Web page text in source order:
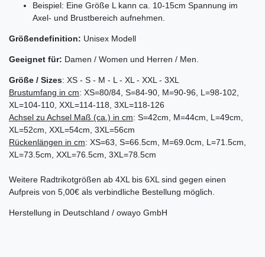
Beispiel: Eine Größe L kann ca. 10-15cm Spannung im
Axel- und Brustbereich aufnehmen.
Größendefinition: Unisex Modell
Geeignet für: Damen / Women und Herren / Men.
Größe / Sizes: XS - S - M - L - XL - XXL - 3XL
Brustumfang in cm: XS=80/84, S=84-90, M=90-96, L=98-102,
XL=104-110, XXL=114-118, 3XL=118-126
Achsel zu Achsel Maß (ca.) in cm: S=42cm, M=44cm, L=49cm,
XL=52cm, XXL=54cm, 3XL=56cm
Rückenlängen in cm: XS=63, S=66.5cm, M=69.0cm, L=71.5cm,
XL=73.5cm, XXL=76.5cm, 3XL=78.5cm
Weitere Radtrikotgrößen ab 4XL bis 6XL sind gegen einen
Aufpreis von 5,00€ als verbindliche Bestellung möglich.
Herstellung in Deutschland / owayo GmbH